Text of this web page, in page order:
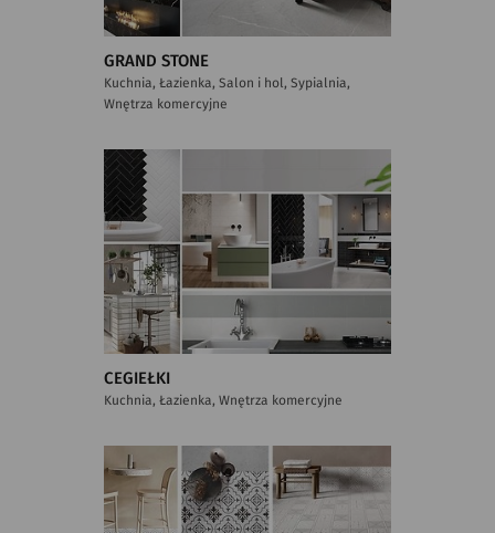
GRAND STONE
Kuchnia, Łazienka, Salon i hol, Sypialnia,
Wnętrza komercyjne
CEGIEŁKI
Kuchnia, Łazienka, Wnętrza komercyjne